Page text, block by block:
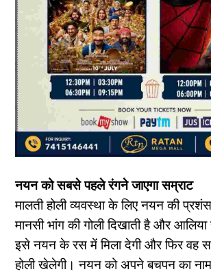
नयन को सबसे पहले रंगने जाएगा सम्राट
मालती होली व्यवस्था के लिए नयन की
मानसी भांग की गोली दिखाती है और
इसे नयन के रस में मिला देगी और फिर वह
होली खेलेगी। नयन को अपने बचपन का